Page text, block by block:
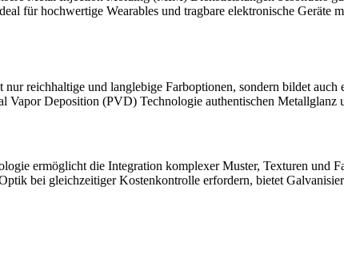
für hochwertige Wearables und tragbare elektronische Geräte
nur reichhaltige und langlebige Farboptionen, sondern bildet auch
Vapor Deposition (PVD) Technologie authentischen Metallglanz
ermöglicht die Integration komplexer Muster, Texturen und
bei gleichzeitiger Kostenkontrolle erfordern, bietet